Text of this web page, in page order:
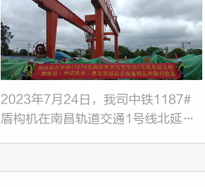
2023年7月24日，我司中铁1187#
盾构机在南昌轨道交通1号线北延工